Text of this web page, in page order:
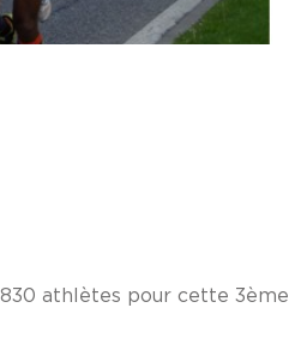
athlètes pour cette 3ème